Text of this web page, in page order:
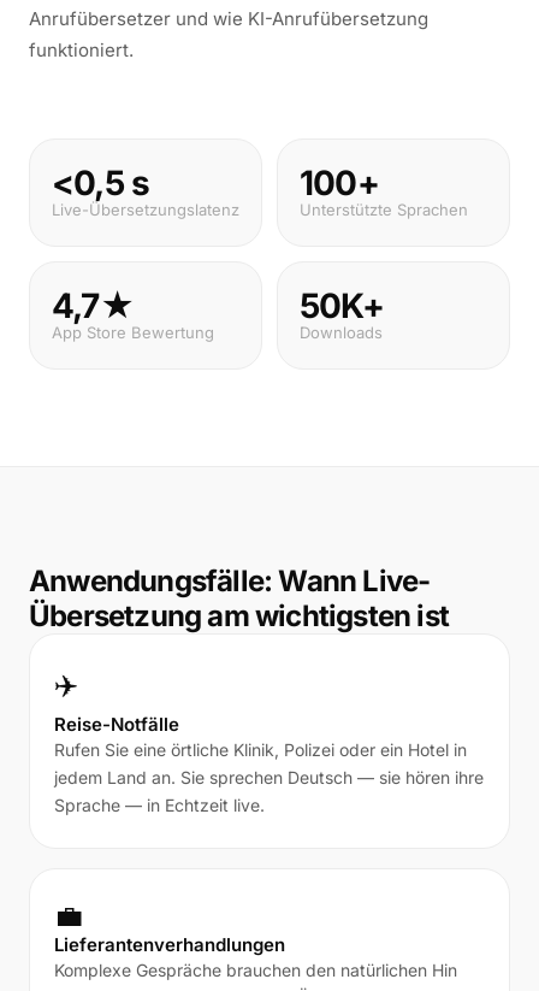
Anrufübersetzer und wie KI-Anrufübersetzung
funktioniert.
<0,5 s
Live-Übersetzungslatenz
100+
Unterstützte Sprachen
4,7★
App Store Bewertung
50K+
Downloads
Anwendungsfälle: Wann Live-
Übersetzung am wichtigsten ist
✈️
Reise-Notfälle
Rufen Sie eine örtliche Klinik, Polizei oder ein Hotel in
jedem Land an. Sie sprechen Deutsch — sie hören ihre
Sprache — in Echtzeit live.
💼
Lieferantenverhandlungen
Komplexe Gespräche brauchen den natürlichen Hin